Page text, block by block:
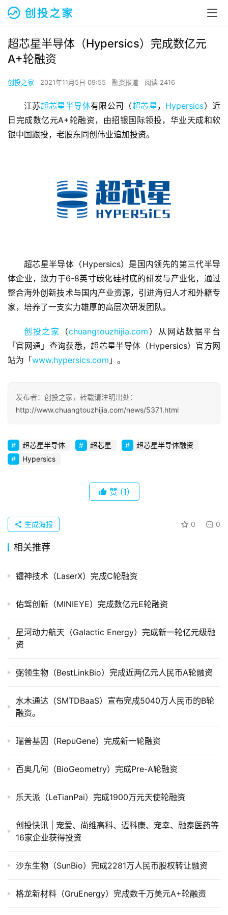
首
页
资
报
商
业
观
初
品
牌
发
购
组
司
市
投
业
院
登录 注册
超芯星半导体（Hypersics）完成数亿元
A+轮融资
创投之家 2021年11月5日 09:55 融资报道 阅读 2416
江苏超芯星半导体有限公司（超芯星 ， Hypersics）近
日完成数亿元A+轮融资，由招银国际领投，华业天成和软
银中国跟投，老股东同创伟业追加投资。
超芯星半导体（Hypersics）是国内领先的第三代半导
体企业，致力于6-8英寸碳化硅衬底的研发与产业化，通过
整合海外创新技术与国内产业资源，引进海归人才和外籍专
家，培养了一支实力雄厚的高层次研发团队。
创投之家 （chuangtouzhijia.com ）从网站数据平台
「官网通」查询获悉，超芯星半导体（Hypersics）官方网
站为「www.hypersics.com 」。
发布者：创投之家，转载请注明出处：
http://www.chuangtouzhijia.com/news/5371.html
超芯星半导体 超芯星
超芯星半导体融资
Hypersics
赞 (1)
0 0
生成海报
相关推荐
镭神技术（LaserX）完成C轮融资
佑驾创新（MINIEYE）完成数亿元E轮融资
星河动力航天（Galactic Energy）完成新一轮亿元级融
资
弼领生物（BestLinkBio）完成近两亿元人民币A轮融资
水木通达（SMTDBaaS）宣布完成5040万人民币的B轮
融资。
瑞普基因（RepuGene）完成新一轮融资
百奥几何（BioGeometry）完成Pre-A轮融资
乐天派（LeTianPai）完成1900万元天使轮融资
创投快讯 | 宠爱、​尚维高科、迈科康、宠幸、融泰医药等
16家企业获得投资
沙东生物（SunBio）完成2281万人民币股权转让融资
格龙新材料（GruEnergy）完成数千万美元A+轮融资